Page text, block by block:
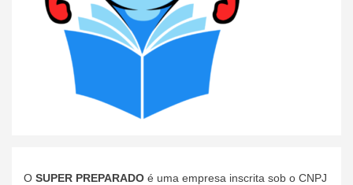
O SUPER PREPARADO é uma empresa inscrita sob o CNPJ